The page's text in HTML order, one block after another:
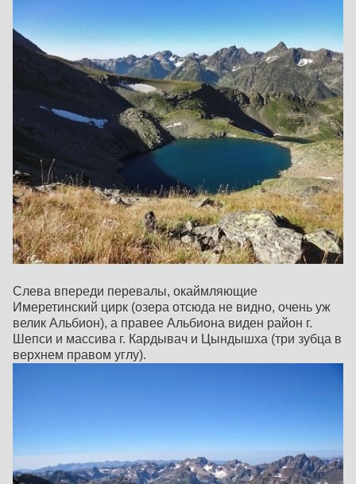
Слева впереди перевалы, окаймляющие
Имеретинский цирк (озера отсюда не видно, очень уж
велик Альбион), а правее Альбиона виден район г.
Шепси и массива г. Кардывач и Цындышха (три зубца в
верхнем правом углу).